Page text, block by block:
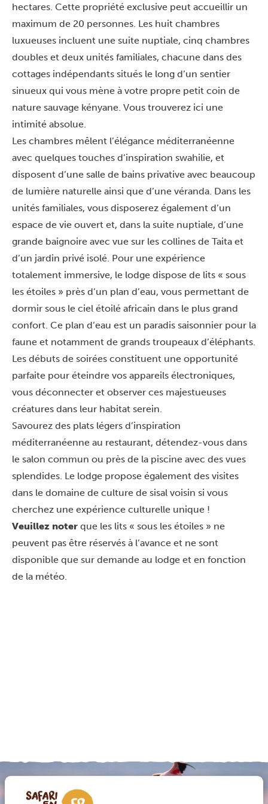
hectares. Cette propriété exclusive peut accueillir un
maximum de 20 personnes. Les huit chambres
luxueuses incluent une suite nuptiale, cinq chambres
doubles et deux unités familiales, chacune dans des
cottages indépendants situés le long d’un sentier
sinueux qui vous mène à votre propre petit coin de
nature sauvage kényane. Vous trouverez ici une
intimité absolue.
Les chambres mêlent l’élégance méditerranéenne
avec quelques touches d’inspiration swahilie, et
disposent d’une salle de bains privative avec beaucoup
de lumière naturelle ainsi que d’une véranda. Dans les
unités familiales, vous disposerez également d’un
espace de vie ouvert et, dans la suite nuptiale, d’une
grande baignoire avec vue sur les collines de Taita et
d’un jardin privé isolé. Pour une expérience
totalement immersive, le lodge dispose de lits « sous
les étoiles » près d’un plan d’eau, vous permettant de
dormir sous le ciel étoilé africain dans le plus grand
confort. Ce plan d’eau est un paradis saisonnier pour la
faune et notamment de grands troupeaux d’éléphants.
Les débuts de soirées constituent une opportunité
parfaite pour éteindre vos appareils électroniques,
vous déconnecter et observer ces majestueuses
créatures dans leur habitat serein.
Savourez des plats légers d’inspiration
méditerranéenne au restaurant, détendez-vous dans
le salon commun ou près de la piscine avec des vues
splendides. Le lodge propose également des visites
dans le domaine de culture de sisal voisin si vous
cherchez une expérience culturelle unique !
Veuillez noter que les lits « sous les étoiles » ne
peuvent pas être réservés à l’avance et ne sont
disponible que sur demande au lodge et en fonction
de la météo.